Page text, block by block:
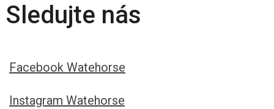
Sledujte nás
Facebook Watehorse
Instagram Watehorse